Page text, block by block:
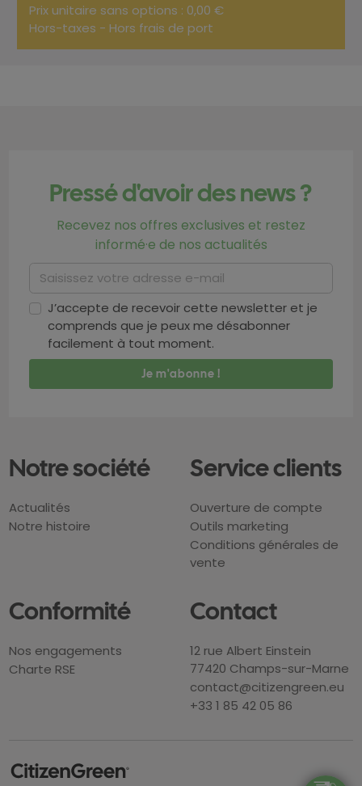
Prix unitaire sans options : 0,00 €
Hors-taxes - Hors frais de port
Pressé d'avoir des news ?
Recevez nos offres exclusives et restez
informé·e de nos actualités
J’accepte de recevoir cette newsletter et je
comprends que je peux me désabonner
facilement à tout moment.
Notre société
Actualités
Notre histoire
Service clients
Ouverture de compte
Outils marketing
Conditions générales de
vente
Conformité
Nos engagements
Charte RSE
Contact
12 rue Albert Einstein
77420 Champs-sur-Marne
contact@citizengreen.eu
+33 1 85 42 05 86